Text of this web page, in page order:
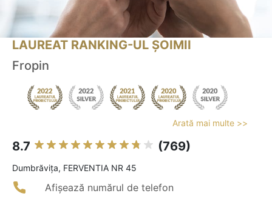
LAUREAT RANKING-UL ȘOIMII
Fropin
Arată mai multe >>
8.7 (769)
Dumbrăviţa, FERVENTIA NR 45
Afișează numărul de telefon